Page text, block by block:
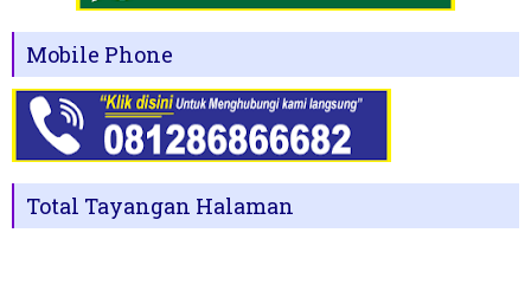
Mobile Phone
Total Tayangan Halaman